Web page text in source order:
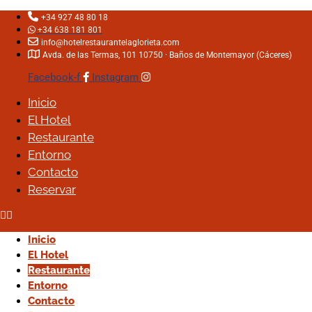
+34 927 48 80 18
+34 638 181 801
info@hotelrestaurantelaglorieta.com
Avda. de las Termas, 101 10750 · Baños de Montemayor (Cáceres)
Facebook-f Instagram
Inicio
El Hotel
Restaurante
Entorno
Contacto
Reservar
Inicio
El Hotel
Restaurante
Entorno
Contacto
Inicio
El Hotel
Restaurante
Entorno
Contacto
Reservar
Inicio
El Hotel
Restaurante
Entorno
Contacto